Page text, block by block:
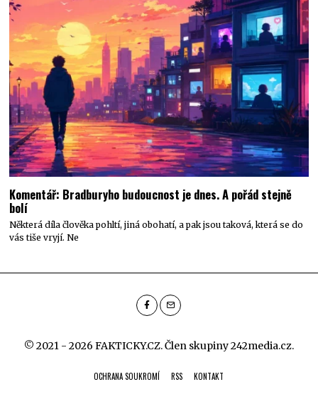
Komentář: Bradburyho budoucnost je dnes. A pořád stejně
bolí
Některá díla člověka pohltí, jiná obohatí, a pak jsou taková, která se do
vás tiše vryjí. Ne
© 2021 - 2026 FAKTICKY.CZ. Člen skupiny242media.cz.
OCHRANA SOUKROMÍ RSS KONTAKT